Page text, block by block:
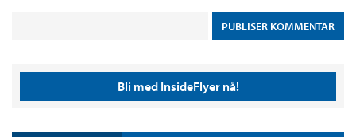
Bli med InsideFlyer nå!